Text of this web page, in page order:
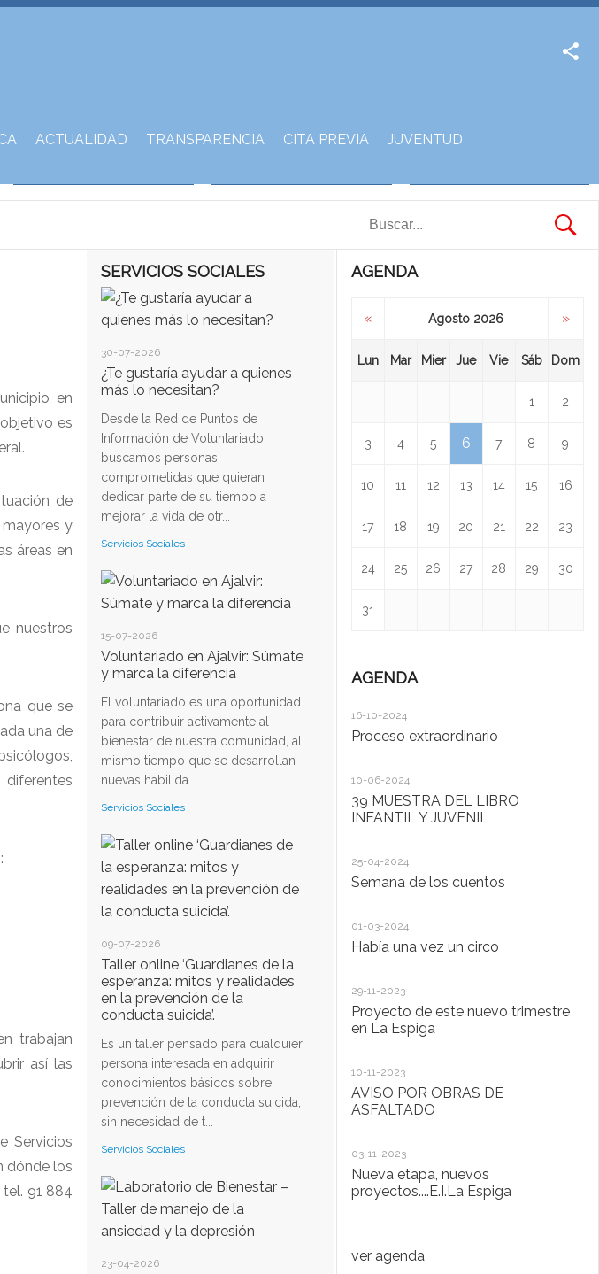
ACTUALIDAD TRANSPARENCIA CITA PREVIA JUVENTUD
en
es
de
y
áreas en
nuestros
que se
una de
trabajan
así las
Servicios
dónde los
91 884
SERVICIOS SOCIALES
30-07-2026
¿Te gustaría ayudar a quienes
más lo necesitan?
Desde la Red de Puntos de
Información de Voluntariado
buscamos personas
comprometidas que quieran
dedicar parte de su tiempo a
mejorar la vida de otr...
Servicios Sociales
15-07-2026
Voluntariado en Ajalvir: Súmate
y marca la diferencia
El voluntariado es una oportunidad
para contribuir activamente al
bienestar de nuestra comunidad, al
mismo tiempo que se desarrollan
nuevas habilida...
Servicios Sociales
09-07-2026
Taller online ‘Guardianes de la
esperanza: mitos y realidades
en la prevención de la
conducta suicida’.
Es un taller pensado para cualquier
persona interesada en adquirir
conocimientos básicos sobre
prevención de la conducta suicida,
sin necesidad de t...
Servicios Sociales
23-04-2026
AGENDA
« Agosto 2026 »
Lun Mar Mier Jue Vie Sáb Dom
1 2
3 4 5 6 7 8 9
10 11 12 13 14 15 16
17 18 19 20 21 22 23
24 25 26 27 28 29 30
31
AGENDA
16-10-2024
Proceso extraordinario
10-06-2024
39 MUESTRA DEL LIBRO
INFANTIL Y JUVENIL
25-04-2024
Semana de los cuentos
01-03-2024
Había una vez un circo
29-11-2023
Proyecto de este nuevo trimestre
en La Espiga
10-11-2023
AVISO POR OBRAS DE
ASFALTADO
03-11-2023
Nueva etapa, nuevos
proyectos....E.I.La Espiga
ver agenda